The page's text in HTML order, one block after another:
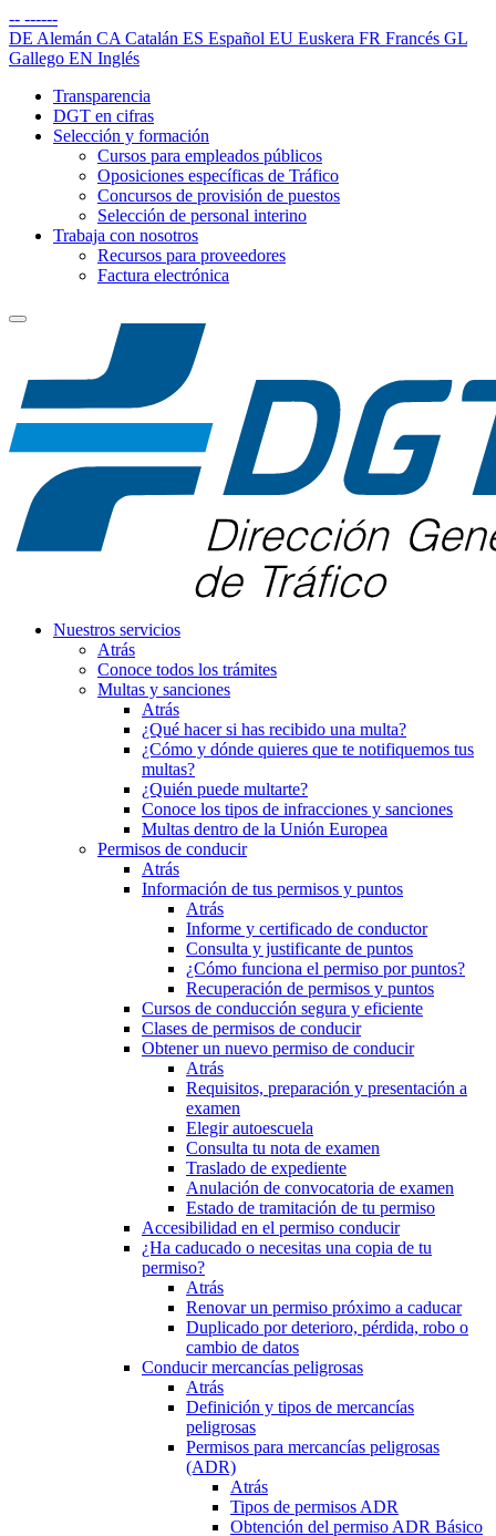
-- ------
DE Alemán CA Catalán ES Español EU Euskera FR Francés GL
Gallego EN Inglés
Transparencia
DGT en cifras
Selección y formación
Cursos para empleados públicos
Oposiciones específicas de Tráfico
Concursos de provisión de puestos
Selección de personal interino
Trabaja con nosotros
Recursos para proveedores
Factura electrónica
Nuestros servicios
Atrás
Conoce todos los trámites
Multas y sanciones
Atrás
¿Qué hacer si has recibido una multa?
¿Cómo y dónde quieres que te notifiquemos tus
multas?
¿Quién puede multarte?
Conoce los tipos de infracciones y sanciones
Multas dentro de la Unión Europea
Permisos de conducir
Atrás
Información de tus permisos y puntos
Atrás
Informe y certificado de conductor
Consulta y justificante de puntos
¿Cómo funciona el permiso por puntos?
Recuperación de permisos y puntos
Cursos de conducción segura y eficiente
Clases de permisos de conducir
Obtener un nuevo permiso de conducir
Atrás
Requisitos, preparación y presentación a
examen
Elegir autoescuela
Consulta tu nota de examen
Traslado de expediente
Anulación de convocatoria de examen
Estado de tramitación de tu permiso
Accesibilidad en el permiso conducir
¿Ha caducado o necesitas una copia de tu
permiso?
Atrás
Renovar un permiso próximo a caducar
Duplicado por deterioro, pérdida, robo o
cambio de datos
Conducir mercancías peligrosas
Atrás
Definición y tipos de mercancías
peligrosas
Permisos para mercancías peligrosas
(ADR)
Atrás
Tipos de permisos ADR
Obtención del permiso ADR Básico